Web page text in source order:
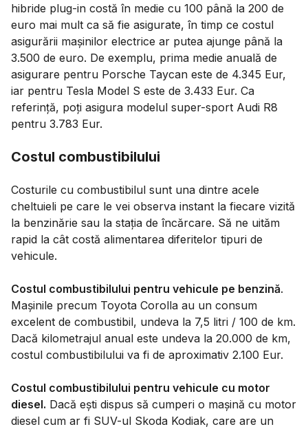
hibride plug-in costă în medie cu 100 până la 200 de
euro mai mult ca să fie asigurate, în timp ce costul
asigurării mașinilor electrice ar putea ajunge până la
3.500 de euro. De exemplu, prima medie anuală de
asigurare pentru Porsche Taycan este de 4.345 Eur,
iar pentru Tesla Model S este de 3.433 Eur. Ca
referință, poți asigura modelul super-sport Audi R8
pentru 3.783 Eur.
Costul combustibilului
Costurile cu combustibilul sunt una dintre acele
cheltuieli pe care le vei observa instant la fiecare vizită
la benzinărie sau la stația de încărcare. Să ne uităm
rapid la cât costă alimentarea diferitelor tipuri de
vehicule.
Costul combustibilului pentru vehicule pe benzină.
Mașinile precum Toyota Corolla au un consum
excelent de combustibil, undeva la 7,5 litri / 100 de km.
Dacă kilometrajul anual este undeva la 20.000 de km,
costul combustibilului va fi de aproximativ 2.100 Eur.
Costul combustibilului pentru vehicule cu motor
diesel. Dacă ești dispus să cumperi o mașină cu motor
diesel cum ar fi SUV-ul Skoda Kodiak, care are un